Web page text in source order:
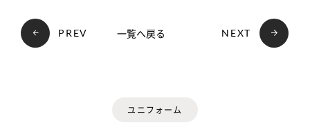
PREV 一覧へ戻る NEXT
ユニフォーム